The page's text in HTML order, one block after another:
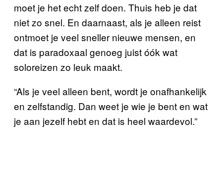
moet je het echt zelf doen. Thuis heb je dat
niet zo snel. En daarnaast, als je alleen reist
ontmoet je veel sneller nieuwe mensen, en
dat is paradoxaal genoeg juist óók wat
soloreizen zo leuk maakt.
“Als je veel alleen bent, wordt je onafhankelijk
en zelfstandig. Dan weet je wie je bent en wat
je aan jezelf hebt en dat is heel waardevol.”